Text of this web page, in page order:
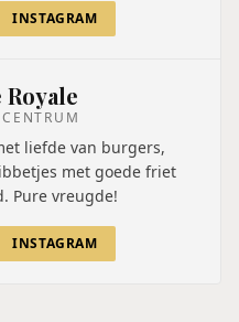
INSTAGRAM
liefde van burgers,
met goede friet
Pure vreugde!
INSTAGRAM